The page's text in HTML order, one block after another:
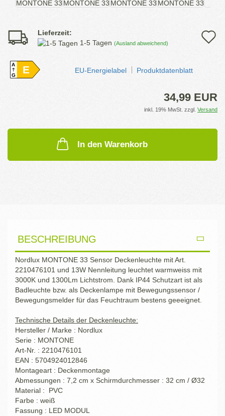
Lieferzeit:
1-5 Tagen (Ausland abweichend)
A
GE EU-Energielabel Produktdatenblatt
34,99 EUR
inkl. 19% MwSt. zzgl. Versand
In den Warenkorb
BESCHREIBUNG
Nordlux MONTONE 33 Sensor Deckenleuchte mit Art.
2210476101 und 13W Nennleitung leuchtet warmweiss mit
3000K und 1300Lm Lichtstrom. Dank IP44 Schutzart ist als
Badleuchte bzw. als Deckenlampe mit Bewegungssensor /
Bewegungsmelder für das Feuchtraum bestens geeeignet.
Technische Details der Deckenleuchte:
Hersteller / Marke : Nordlux
Serie : MONTONE
Art-Nr. : 2210476101
EAN : 5704924012846
Montageart : Deckenmontage
Abmessungen : 7,2 cm x Schirmdurchmesser : 32 cm / Ø32
Material : PVC
Farbe : weiß
Fassung : LED MODUL